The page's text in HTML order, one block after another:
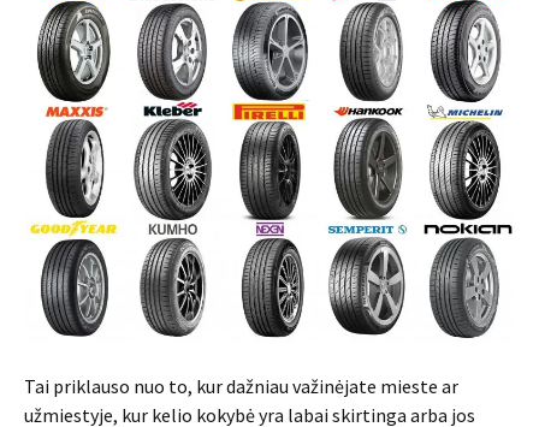
Tai priklauso nuo to, kur dažniau važinėjate mieste ar
užmiestyje, kur kelio kokybė yra labai skirtinga arba jos